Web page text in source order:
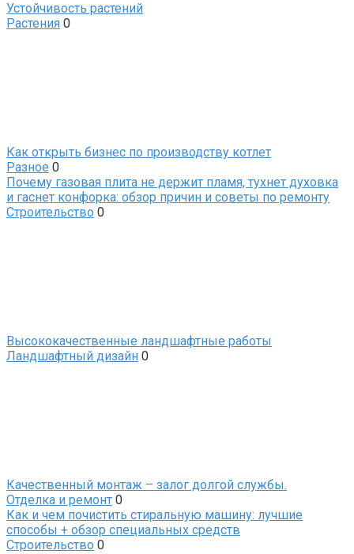
Устойчивость растений
Растения 0
Как открыть бизнес по производству котлет
Разное 0
Почему газовая плита не держит пламя, тухнет духовка
и гаснет конфорка: обзор причин и советы по ремонту
Строительство 0
Высококачественные ландшафтные работы
Ландшафтный дизайн 0
Качественный монтаж – залог долгой службы.
Отделка и ремонт 0
Как и чем почистить стиральную машину: лучшие
способы + обзор специальных средств
Строительство 0